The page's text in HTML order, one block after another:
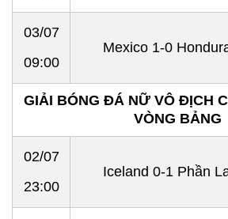
03/07
09:00
Mexico 1-0
GIẢI BÓNG ĐÁ NỮ VÔ ĐỊCH
VÒNG BẢNG
02/07
23:00
Iceland 0-1 Phần